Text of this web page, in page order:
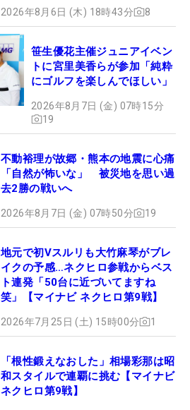
2026年8月6日 (木) 18時43分 8
笹生優花主催ジュニアイベン
トに宮里美香らが参加「純粋
にゴルフを楽しんでほしい」
2026年8月7日 (金) 07時15分
19
不動裕理が故郷・熊本の地震に心痛
「自然が怖いな」 被災地を思い過
去2勝の戦いへ
2026年8月7日 (金) 07時50分 19
地元で初Vスルリも大竹麻琴がブレ
イクの予感…ネクヒロ参戦からベス
ト連発「50台に近づいてますね
笑」【マイナビ ネクヒロ第9戦】
2026年7月25日 (土) 15時00分 1
「根性鍛えなおした」相場彩那は昭
和スタイルで連覇に挑む【マイナビ
ネクヒロ第9戦】